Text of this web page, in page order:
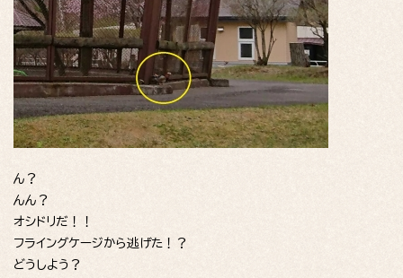
ん？
んん？
オシドリだ！！
フライングケージから逃げた！？
どうしよう？